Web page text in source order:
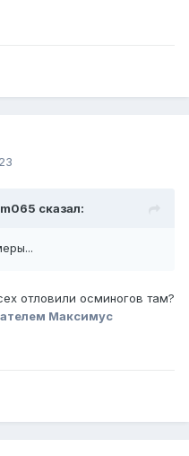
сказал:
отловили осминогов там?
Максимус